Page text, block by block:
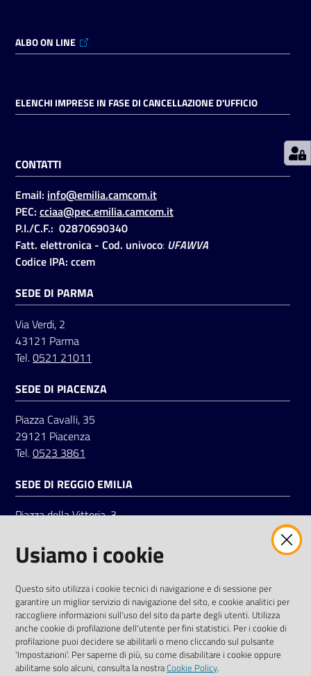
Prenotazioni
on line
on line
Accedi
Seguici
su
ALBO ON LINE
ELENCHI IMPRESE IN FASE DI CANCELLAZIONE D'UFFICIO
CONTATTI
Email: info@emilia.camcom.it
PEC: cciaa@pec.emilia.camcom.it
P.I./C.F.: 02870690340
Fatt. elettronica - Cod. univoco: UFAWVA
Codice IPA: ccem
SEDE DI PARMA
Via Verdi, 2
43121 Parma
Tel.0521 21011
SEDE DI PIACENZA
Piazza Cavalli, 35
29121 Piacenza
Tel.0523 3861
SEDE DI REGGIO EMILIA
Piazza della Vittoria, 3
Tel.0522 7961
LinkedinFacebookInstagram
Usiamo i cookie
Questo sito utilizza i cookie tecnici di navigazione e di sessione per
garantire un miglior servizio di navigazione del sito, e cookie analitici per
raccogliere informazioni sull'uso del sito da parte degli utenti. Utilizza
anche cookie di profilazione dell'utente per fini statistici. Per i cookie di
profilazione puoi decidere se abilitarli o meno cliccando sul pulsante
'Impostazioni'. Per saperne di più, su come disabilitare i cookie oppure
abilitarne solo alcuni, consulta la nostraCookie Policy.